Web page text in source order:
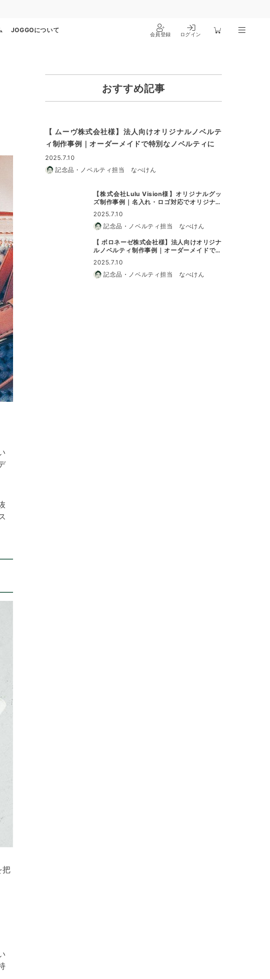
JOGGOについて
会員登録 ログイン
把
おすすめ記事
【 ムーヴ株式会社様】法人向けオリジナルノベルテ
ィ制作事例｜オーダーメイドで特別なノベルティに
2025.7.10
記念品・ノベルティ担当 なべけん
【株式会社Lulu Vision様】オリジナルグッ
ズ制作事例｜名入れ・ロゴ対応でオリジナル
グッズに最適
2025.7.10
記念品・ノベルティ担当 なべけん
【 ボロネーゼ株式会社様】法人向けオリジナ
ルノベルティ制作事例｜オーダーメイドで特
別なノベルティに
2025.7.10
記念品・ノベルティ担当 なべけん